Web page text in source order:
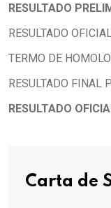
RESULTADO
RESULTADO
TERMO DE
RESULTADO FINAL
RESULTADO
Carta de